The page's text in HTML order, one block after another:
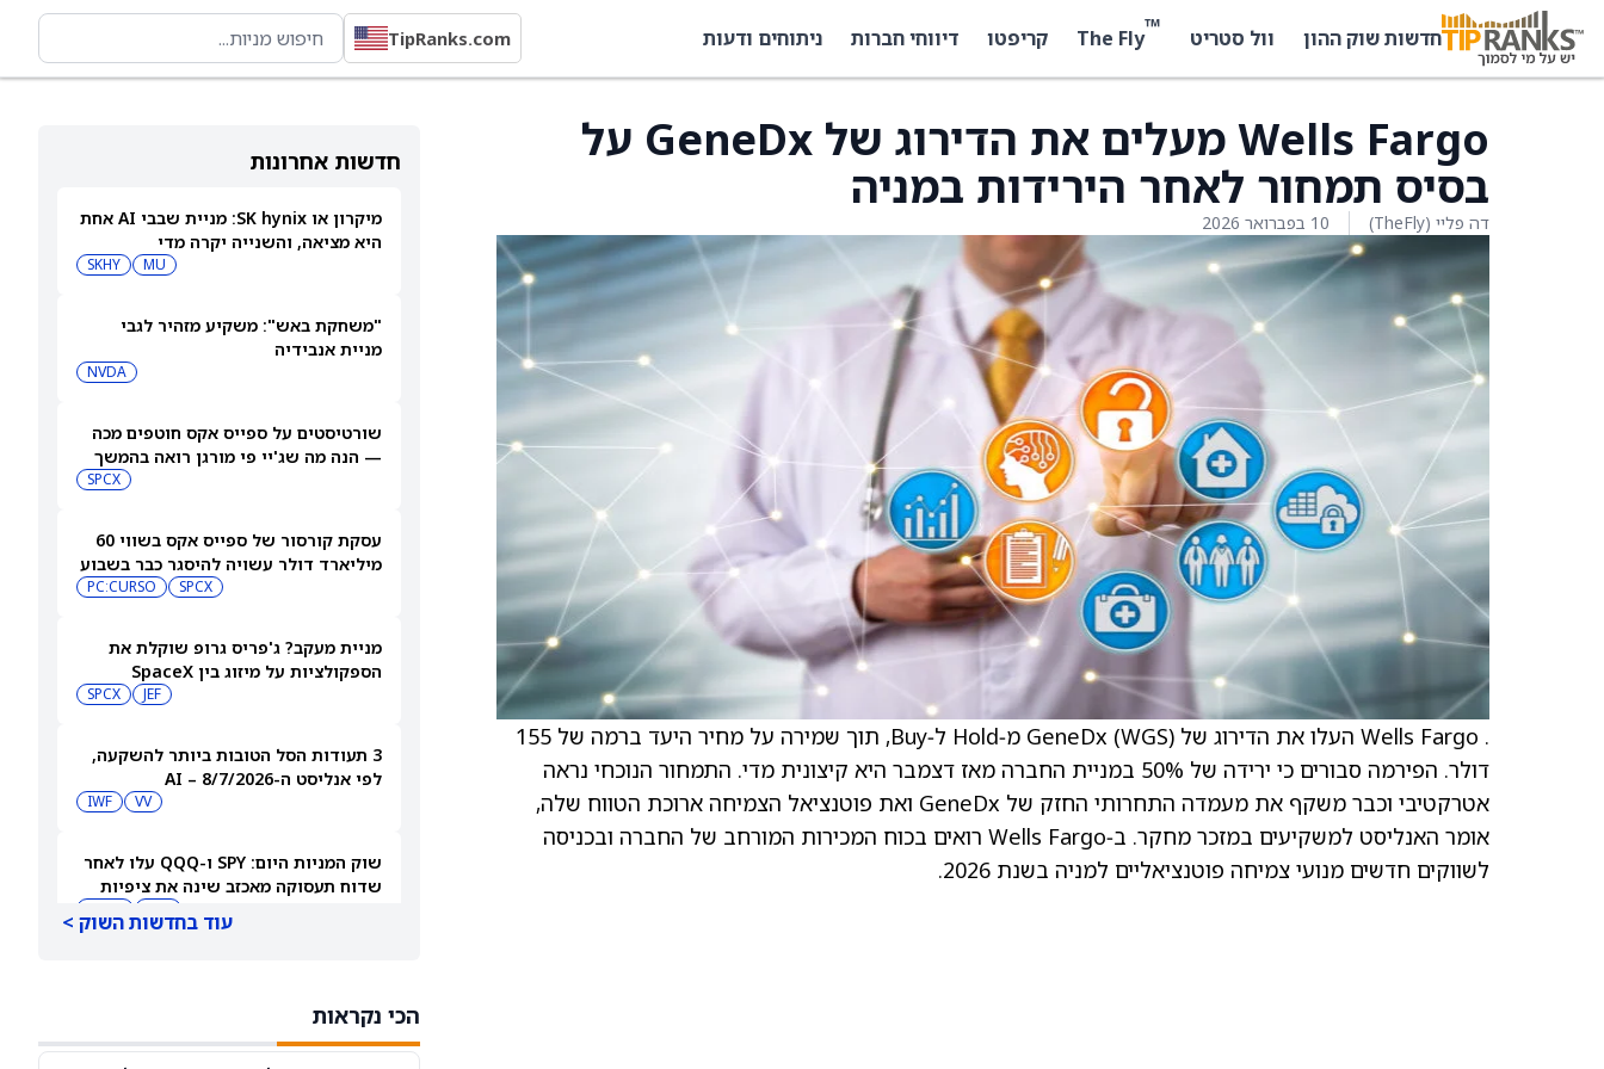
חדשות שוק ההון וול סטריט ™
The Fly קריפטו דיווחי חברות ניתוחים ודעות TipRanks.com
חדשות אחרונות
מיקרון או SK hynix: מניית שבבי AI אחת
היא מציאה, והשנייה יקרה מדי
MU
SKHY
"משחקת באש": משקיע מזהיר לגבי
מניית אנבידיה
NVDA
שורטיסטים על ספייס אקס חוטפים מכה
— הנה מה שג'יי פי מורגן רואה בהמשך
SPCX
עסקת קורסור של ספייס אקס בשווי 60
מיליארד דולר עשויה להיסגר כבר בשבוע
SPCX
PC:CURSO
מניית מעקב? ג'פריס גרופ שוקלת את
הספקולציות על מיזוג בין SpaceX
JEF
SPCX
3 תעודות הסל הטובות ביותר להשקעה,
לפי אנליסט ה-AI – 8/7/2026
VV
IWF
שוק המניות היום: SPY ו-QQQ עלו לאחר
שדוח תעסוקה מאכזב שינה את ציפיות
עוד בחדשות השוק >
הכי נקראות
Wells Fargo מעלים את הדירוג של GeneDx על
בסיס תמחור לאחר הירידות במניה
דה פליי (TheFly) 10 בפברואר 2026
. Wells Fargo העלו את הדירוג של GeneDx (WGS) מ‑Hold ל‑Buy, תוך שמירה על מחיר היעד ברמה של 155
דולר. הפירמה סבורים כי ירידה של 50% במניית החברה מאז דצמבר היא קיצונית מדי. התמחור הנוכחי נראה
אטרקטיבי וכבר משקף את מעמדה התחרותי החזק של GeneDx ואת פוטנציאל הצמיחה ארוכת הטווח שלה,
אומר האנליסט למשקיעים במזכר מחקר. ב‑Wells Fargo רואים בכוח המכירות המורחב של החברה ובכניסה
לשווקים חדשים מנועי צמיחה פוטנציאליים למניה בשנת 2026.